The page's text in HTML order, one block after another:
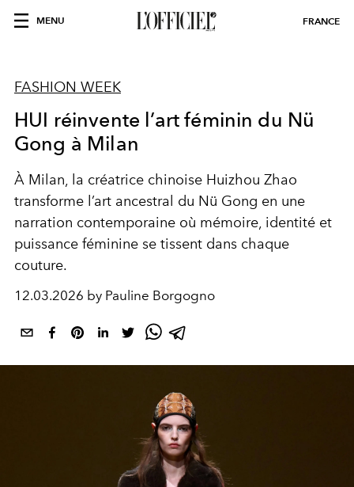
MENU FRANCE
FASHION WEEK
HUI réinvente l’art féminin du Nü
Gong à Milan
À Milan, la créatrice chinoise Huizhou Zhao
transforme l’art ancestral du Nü Gong en une
narration contemporaine où mémoire, identité et
puissance féminine se tissent dans chaque
couture.
12.03.2026 by Pauline Borgogno